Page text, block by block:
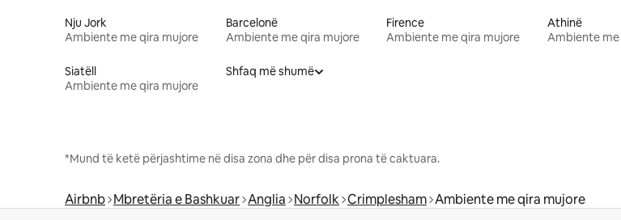
Nju Jork
Ambiente me qira mujore
Barcelonë
Ambiente me qira mujore
Firence
Ambiente me qira mujore
Athinë
Ambiente
Siatëll
Ambiente me qira mujore
Shfaq më shumë
*Mund të ketë përjashtime në disa zona dhe për disa prona të caktuara.
Airbnb Mbretëria e Bashkuar Anglia Norfolk Crimplesham Ambiente me qira mujore